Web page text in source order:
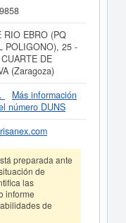
el 30/06/2026,
puede aspirar,
compañia sitúa su
a 60.000 €. El
GRISANEX
Se reflejan 19
de la empresa
y consultar los
así como los
disponibles.
empresa se ha
RIO EBRO (PQ
POLIGONO), 25 -
DE
(Zaragoza)
Más información
número DUNS
preparada ante
de
las
informe
de